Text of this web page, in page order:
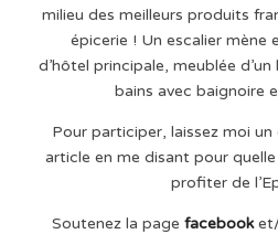
milieu des meilleurs produits
épicerie ! Un escalier mène
d’hôtel principale, meublée
bains avec baignoire
Pour participer, laissez moi
article en me disant pour
profiter de
Soutenez la page facebook